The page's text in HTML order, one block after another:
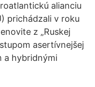
alianciu
prichádzali v roku
z „Ruskej
asertívnejšej
a hybridnými